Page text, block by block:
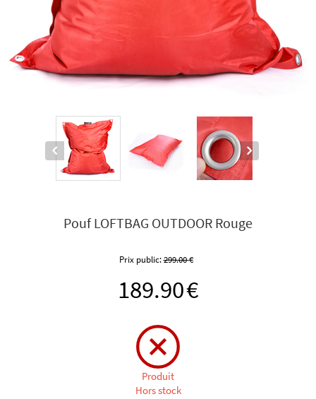
Pouf LOFTBAG OUTDOOR Rouge
Prix public:299.00€
189.90€
Produit
Hors stock